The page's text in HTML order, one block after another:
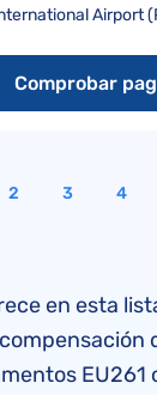
Airport
Comprobar
2 3 4
en esta
EU261